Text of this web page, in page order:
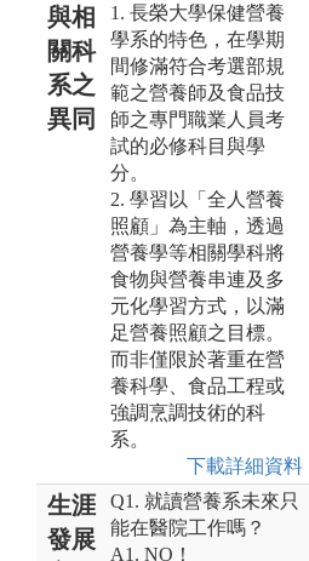
與相
關科
系之
異同
1. 長榮大學保健營養
學系的特色，在學期
間修滿符合考選部規
範之營養師及食品技
師之專門職業人員考
試的必修科目與學
分。
2. 學習以「全人營養
照顧」為主軸，透過
營養學等相關學科將
食物與營養串連及多
元化學習方式，以滿
足營養照顧之目標。
而非僅限於著重在營
養科學、食品工程或
強調烹調技術的科
系。
下載詳細資料
生涯
發展
Q1. 就讀營養系未來只
能在醫院工作嗎？
A1. NO！